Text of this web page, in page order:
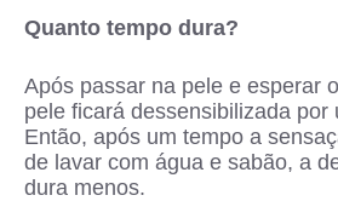
Quanto tempo dura?
Após passar na pele e esperar
pele ficará dessensibilizada por
Então, após um tempo a
de lavar com água e sabão, a
dura menos.